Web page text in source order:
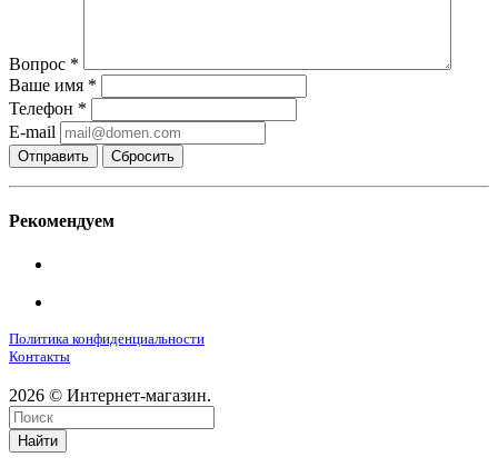
Вопрос *
Ваше имя *
Телефон *
E-mail
Сбросить
Рекомендуем
Политика конфиденциальности
Контакты
2026 © Интернет-магазин.
Найти